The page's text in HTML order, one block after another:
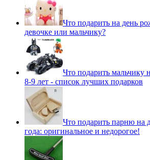
Что подарить на день
девочке или мальчику?
Что подарить мальчику
8-9 лет - список лучших подарков
Что подарить парню на
года: оригинальное и недорогое!